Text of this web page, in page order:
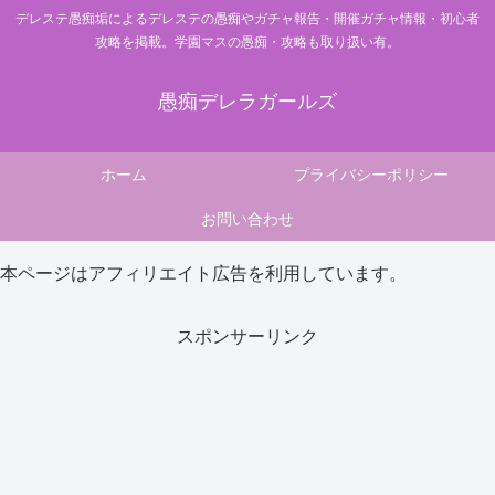
デレステ愚痴垢によるデレステの愚痴やガチャ報告・開催ガチャ情報・初心者
攻略を掲載。学園マスの愚痴・攻略も取り扱い有。
愚痴デレラガールズ
ホーム プライバシーポリシー
お問い合わせ
本ページはアフィリエイト広告を利用しています。
スポンサーリンク